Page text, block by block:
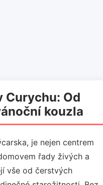
Curychu: Od
kouzla
je nejen centrem
řady živých a
vše od čerstvých